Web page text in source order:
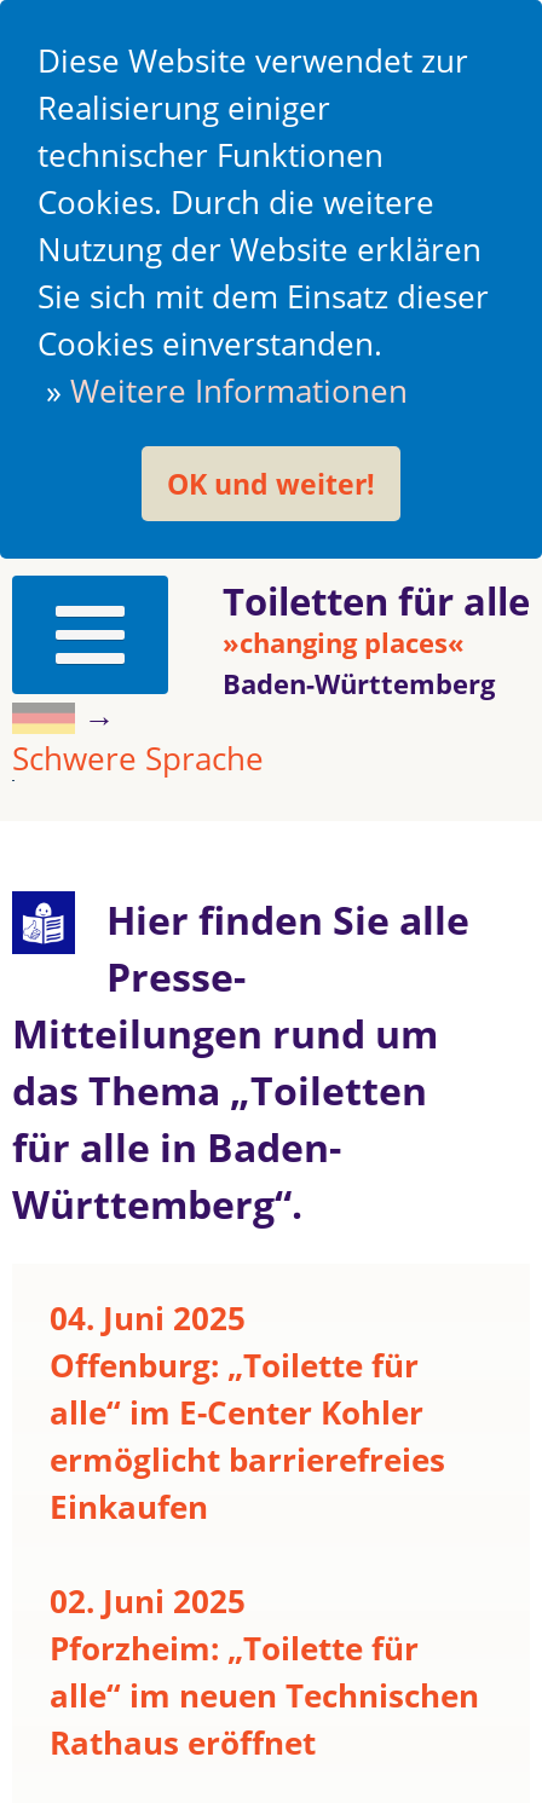
Diese Website verwendet zur
Realisierung einiger
technischer Funktionen
Cookies. Durch die weitere
Nutzung der Website erklären
Sie sich mit dem Einsatz dieser
Cookies einverstanden.
»Weitere Informationen
OK und weiter!
Toiletten für alle
»changing places«
Baden-Württemberg
→
Schwere Sprache
Hier finden Sie alle
Presse-
Mitteilungen rund um
das Thema „Toiletten
für alle in Baden-
Württemberg“.
04. Juni 2025
Offenburg: „Toilette für
alle“ im E-Center Kohler
ermöglicht barrierefreies
Einkaufen
02. Juni 2025
Pforzheim: „Toilette für
alle“ im neuen Technischen
Rathaus eröffnet